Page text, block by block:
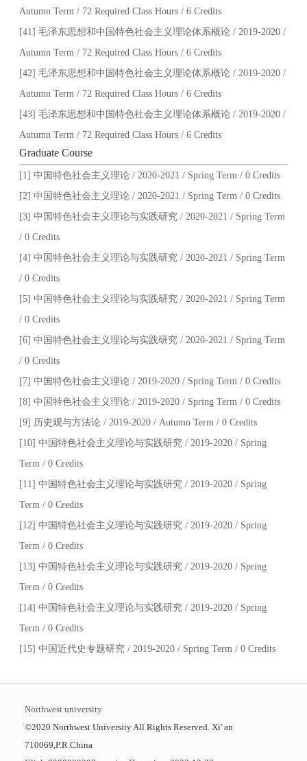
Autumn Term / 72 Required Class Hours / 6 Credits
[41] 毛泽东思想和中国特色社会主义理论体系概论 / 2019-2020 /
Autumn Term / 72 Required Class Hours / 6 Credits
[42] 毛泽东思想和中国特色社会主义理论体系概论 / 2019-2020 /
Autumn Term / 72 Required Class Hours / 6 Credits
[43] 毛泽东思想和中国特色社会主义理论体系概论 / 2019-2020 /
Autumn Term / 72 Required Class Hours / 6 Credits
Graduate Course
[1] 中国特色社会主义理论 / 2020-2021 / Spring Term / 0 Credits
[2] 中国特色社会主义理论 / 2020-2021 / Spring Term / 0 Credits
[3] 中国特色社会主义理论与实践研究 / 2020-2021 / Spring Term
/ 0 Credits
[4] 中国特色社会主义理论与实践研究 / 2020-2021 / Spring Term
/ 0 Credits
[5] 中国特色社会主义理论与实践研究 / 2020-2021 / Spring Term
/ 0 Credits
[6] 中国特色社会主义理论与实践研究 / 2020-2021 / Spring Term
/ 0 Credits
[7] 中国特色社会主义理论 / 2019-2020 / Spring Term / 0 Credits
[8] 中国特色社会主义理论 / 2019-2020 / Spring Term / 0 Credits
[9] 历史观与方法论 / 2019-2020 / Autumn Term / 0 Credits
[10] 中国特色社会主义理论与实践研究 / 2019-2020 / Spring
Term / 0 Credits
[11] 中国特色社会主义理论与实践研究 / 2019-2020 / Spring
Term / 0 Credits
[12] 中国特色社会主义理论与实践研究 / 2019-2020 / Spring
Term / 0 Credits
[13] 中国特色社会主义理论与实践研究 / 2019-2020 / Spring
Term / 0 Credits
[14] 中国特色社会主义理论与实践研究 / 2019-2020 / Spring
Term / 0 Credits
[15] 中国近代史专题研究 / 2019-2020 / Spring Term / 0 Credits
Northwest university
©2020 Northwest University All Rights Reserved. Xi' an
710069,P.R.China